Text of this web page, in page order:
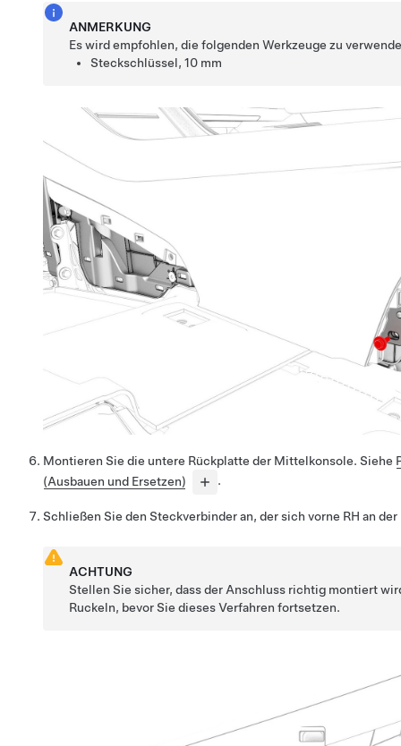
ANMERKUNG
Es wird empfohlen, die folgenden Werkzeuge zu
Steckschlüssel, 10 mm
Montieren Sie die untere Rückplatte der Mittelkonsole. Siehe
(Ausbauen und Ersetzen)
.
Schließen Sie den Steckverbinder an, der sich vorne RH an
ACHTUNG
Stellen Sie sicher, dass der Anschluss richtig montiert
Ruckeln, bevor Sie dieses Verfahren fortsetzen.